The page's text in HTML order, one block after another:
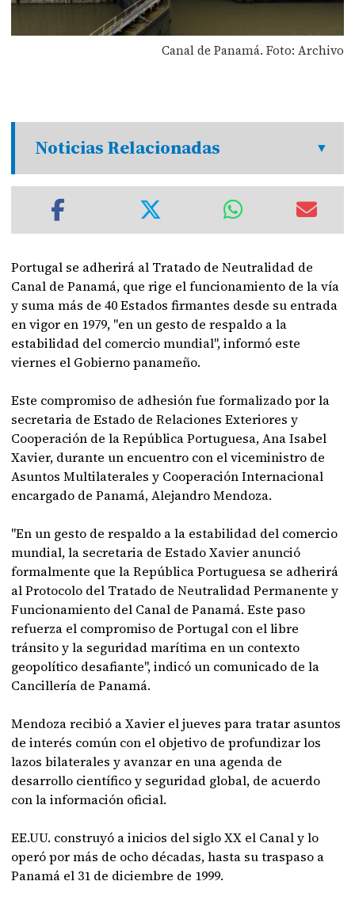
Canal de Panamá. Foto: Archivo
Noticias Relacionadas
Portugal se adherirá al Tratado de Neutralidad de
Canal de Panamá, que rige el funcionamiento de la vía
y suma más de 40 Estados firmantes desde su entrada
en vigor en 1979, "en un gesto de respaldo a la
estabilidad del comercio mundial", informó este
viernes el Gobierno panameño.
Este compromiso de adhesión fue formalizado por la
secretaria de Estado de Relaciones Exteriores y
Cooperación de la República Portuguesa, Ana Isabel
Xavier, durante un encuentro con el viceministro de
Asuntos Multilaterales y Cooperación Internacional
encargado de Panamá, Alejandro Mendoza.
"En un gesto de respaldo a la estabilidad del comercio
mundial, la secretaria de Estado Xavier anunció
formalmente que la República Portuguesa se adherirá
al Protocolo del Tratado de Neutralidad Permanente y
Funcionamiento del Canal de Panamá. Este paso
refuerza el compromiso de Portugal con el libre
tránsito y la seguridad marítima en un contexto
geopolítico desafiante", indicó un comunicado de la
Cancillería de Panamá.
Mendoza recibió a Xavier el jueves para tratar asuntos
de interés común con el objetivo de profundizar los
lazos bilaterales y avanzar en una agenda de
desarrollo científico y seguridad global, de acuerdo
con la información oficial.
EE.UU. construyó a inicios del siglo XX el Canal y lo
operó por más de ocho décadas, hasta su traspaso a
Panamá el 31 de diciembre de 1999.